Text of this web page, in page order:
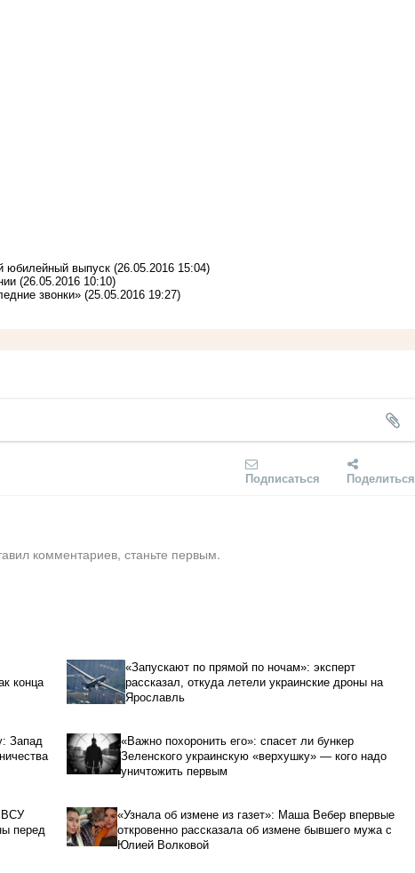
юбилейный выпуск (26.05.2016 15:04)
(26.05.2016 10:10)
звонки» (25.05.2016 19:27)
Подписаться Поделиться
комментариев, станьте первым.
конца
«Запускают по прямой по ночам»: эксперт
рассказал, откуда летели украинские дроны на
Ярославль
Запад
«Важно похоронить его»: спасет ли бункер
Зеленского украинскую «верхушку» — кого надо
уничтожить первым
ВСУ
перед
«Узнала об измене из газет»: Маша Вебер впервые
откровенно рассказала об измене бывшего мужа с
Юлией Волковой